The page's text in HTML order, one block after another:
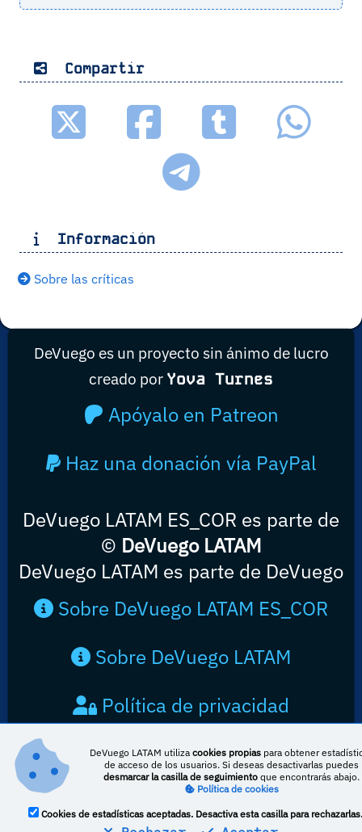
Compartir
Información
Sobre las críticas
DeVuego es un proyecto sin ánimo de lucro
creado por Yova Turnes
Apóyalo en Patreon
Haz una donación vía PayPal
DeVuego LATAM ES_COR es parte de
© DeVuego LATAM
DeVuego LATAM es parte de DeVuego
Sobre DeVuego LATAM ES_COR
Sobre DeVuego LATAM
Política de privacidad
Contacto
DeVuego LATAM utilizacookies propias para obtener
de acceso de los usuarios. Si deseas desactivarlas puedes
desmarcar la casilla de seguimiento que encontrarás abajo.
Política de cookies
Cookies de estadísticas aceptadas. Desactiva esta casilla para rechazarlas.